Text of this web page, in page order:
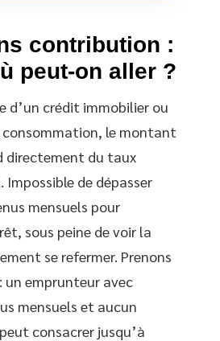
contribution :
peut-on aller ?
d’un crédit immobilier ou
consommation, le montant
directement du taux
de dépasser
mensuels pour
sous peine de voir la
se refermer. Prenons
un emprunteur avec
mensuels et aucun
consacrer jusqu’à